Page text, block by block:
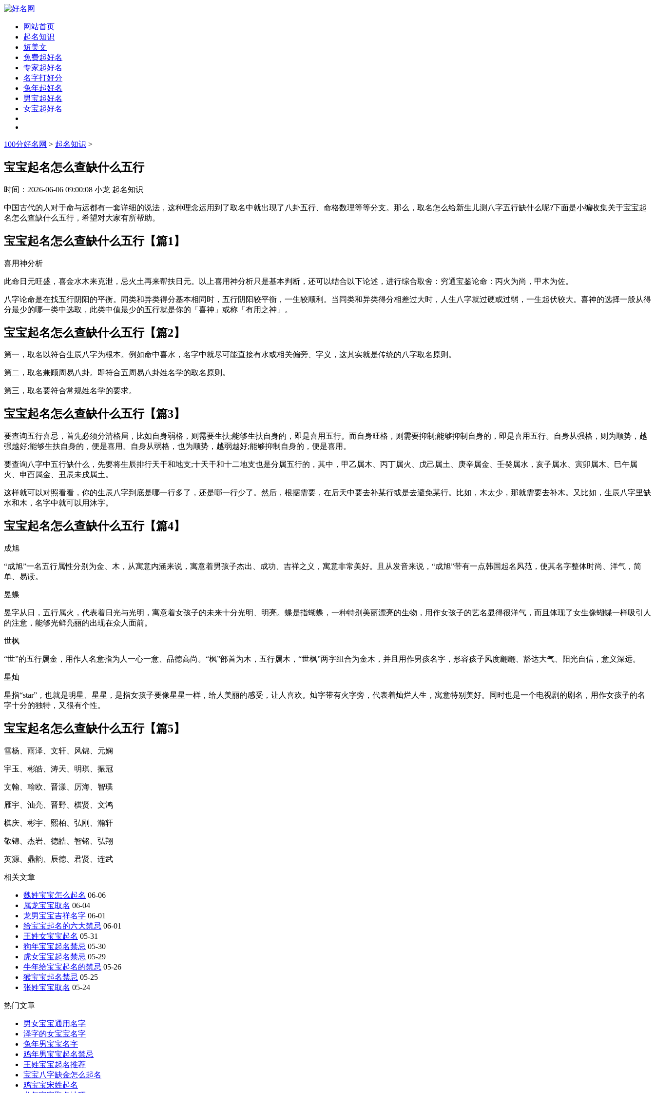
网站首页
起名知识
短美文
免费起好名
专家起好名
名字打好分
兔年起好名
男宝起好名
女宝起好名
100分好名网 > 起名知识 >
宝宝起名怎么查缺什么五行
时间： 2026-06-06 09:00:08 小龙 起名知识
中国古代的人对于命与运都有一套详细的说法，这种理念运用到了取名中就出现了八卦五行、命格数理等等分支。那么，取名怎么给新生儿测八字五行缺什么呢?下面是小编收集关于宝宝起
名怎么查缺什么五行，希望对大家有所帮助。
宝宝起名怎么查缺什么五行【篇1】
喜用神分析
此命日元旺盛，喜金水木来克泄，忌火土再来帮扶日元。以上喜用神分析只是基本判断，还可以结合以下论述，进行综合取舍：穷通宝鉴论命：丙火为尚，甲木为佐。
八字论命是在找五行阴阳的平衡。同类和异类得分基本相同时，五行阴阳较平衡，一生较顺利。当同类和异类得分相差过大时，人生八字就过硬或过弱，一生起伏较大。喜神的选择一般从得
分最少的哪一类中选取，此类中值最少的五行就是你的「喜神」或称「有用之神」。
宝宝起名怎么查缺什么五行【篇2】
第一，取名以符合生辰八字为根本。例如命中喜水，名字中就尽可能直接有水或相关偏旁、字义，这其实就是传统的八字取名原则。
第二，取名兼顾周易八卦。即符合五周易八卦姓名学的取名原则。
第三，取名要符合常规姓名学的要求。
宝宝起名怎么查缺什么五行【篇3】
要查询五行喜忌，首先必须分清格局，比如自身弱格，则需要生扶;能够生扶自身的，即是喜用五行。而自身旺格，则需要抑制;能够抑制自身的，即是喜用五行。自身从强格，则为顺势，越
强越好;能够生扶自身的，便是喜用。自身从弱格，也为顺势，越弱越好;能够抑制自身的，便是喜用。
要查询八字中五行缺什么，先要将生辰排行天干和地支;十天干和十二地支也是分属五行的，其中，甲乙属木、丙丁属火、戊己属土、庚辛属金、壬癸属水，亥子属水、寅卯属木、巳午属
火、申酉属金、丑辰未戌属土。
这样就可以对照看看，你的生辰八字到底是哪一行多了，还是哪一行少了。然后，根据需要，在后天中要去补某行或是去避免某行。比如，木太少，那就需要去补木。又比如，生辰八字里缺
水和木，名字中就可以用沐字。
宝宝起名怎么查缺什么五行【篇4】
成旭
“成旭”一名五行属性分别为金、木，从寓意内涵来说，寓意着男孩子杰出、成功、吉祥之义，寓意非常美好。且从发音来说，“成旭”带有一点韩国起名风范，使其名字整体时尚、洋气，简
单、易读。
昱蝶
昱字从日，五行属火，代表着日光与光明，寓意着女孩子的未来十分光明、明亮。蝶是指蝴蝶，一种特别美丽漂亮的生物，用作女孩子的艺名显得很洋气，而且体现了女生像蝴蝶一样吸引人
的注意，能够光鲜亮丽的出现在众人面前。
世枫
“世”的五行属金，用作人名意指为人一心一意、品德高尚。“枫”部首为木，五行属木，“世枫”两字组合为金木，并且用作男孩名字，形容孩子风度翩翩、豁达大气、阳光自信，意义深远。
星灿
星指“star”，也就是明星、星星，是指女孩子要像星星一样，给人美丽的感受，让人喜欢。灿字带有火字旁，代表着灿烂人生，寓意特别美好。同时也是一个电视剧的剧名，用作女孩子的名
字十分的独特，又很有个性。
宝宝起名怎么查缺什么五行【篇5】
雪杨、雨泽、文轩、风锦、元娴
宇玉、彬皓、涛天、明琪、振冠
文翰、翰欧、晋漾、厉海、智璞
雁宇、汕亮、晋野、棋贤、文鸿
棋庆、彬宇、熙柏、弘刚、瀚轩
敬锦、杰岩、德皓、智铭、弘翔
英源、鼎韵、辰德、君贤、连武
相关文章
魏姓宝宝怎么起名 06-06
属龙宝宝取名 06-04
龙男宝宝吉祥名字 06-01
给宝宝起名的六大禁忌 06-01
王姓女宝宝起名 05-31
狗年宝宝起名禁忌 05-30
虎女宝宝起名禁忌 05-29
牛年给宝宝起名的禁忌 05-26
猴宝宝起名禁忌 05-25
张姓宝宝取名 05-24
热门文章
男女宝宝通用名字
泽字的女宝宝名字
兔年男宝宝名字
鸡年男宝宝起名禁忌
王姓宝宝起名推荐
宝宝八字缺金怎么起名
鸡宝宝宋姓起名